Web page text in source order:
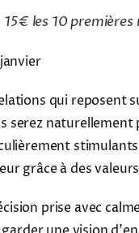
15€ les 10
qui reposent
serez
grâce à des
prise avec